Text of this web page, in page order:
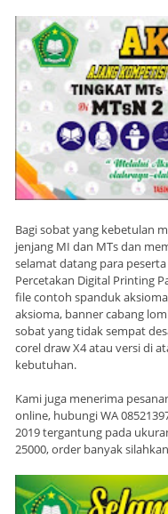
Bagi sobat yang kebetulan
jenjang MI dan MTs dan
selamat datang para
Percetakan Digital Printing
file contoh spanduk
aksioma, banner cabang
sobat yang tidak sempat
corel draw X4 atau versi di
kebutuhan.
Kami juga menerima
online, hubungi WA
2019 tergantung pada
25000, order banyak